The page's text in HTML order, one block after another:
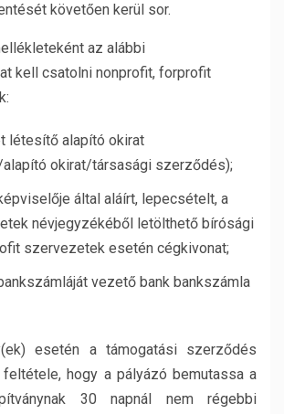
követően kerül sor.
az alábbi
kell csatolni nonprofit, forprofit
létesítő alapító okirat
okirat/társasági szerződés);
által aláírt, lepecsételt, a
névjegyzékéből letölthető bírósági
szervezetek esetén cégkivonat;
vezető bank bankszámla
esetén a támogatási szerződés
hogy a pályázó bemutassa a
30 napnál nem régebbi